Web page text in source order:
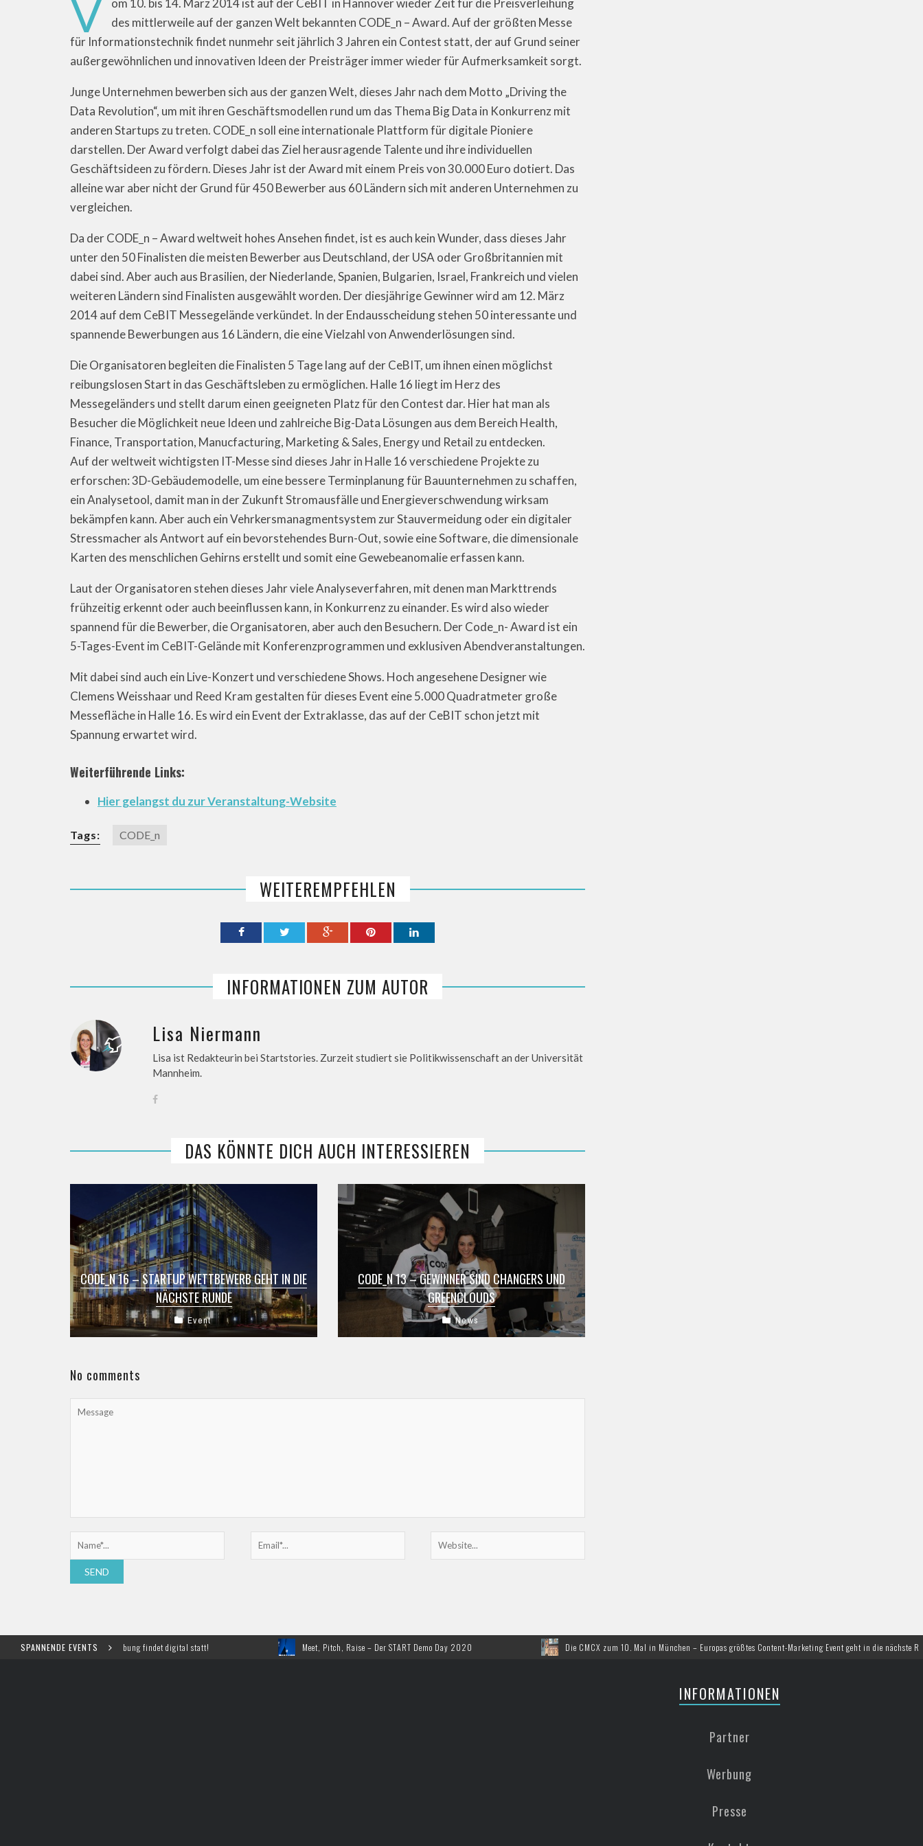
V
om 10. bis 14. März 2014 ist auf der CeBIT in Hannover wieder Zeit für die Preisverleihung
des mittlerweile auf der ganzen Welt bekannten CODE_n – Award. Auf der größten Messe
für Informationstechnik findet nunmehr seit jährlich 3 Jahren ein Contest statt, der auf Grund seiner
außergewöhnlichen und innovativen Ideen der Preisträger immer wieder für Aufmerksamkeit sorgt.
Junge Unternehmen bewerben sich aus der ganzen Welt, dieses Jahr nach dem Motto „Driving the
Data Revolution“, um mit ihren Geschäftsmodellen rund um das Thema Big Data in Konkurrenz mit
anderen Startups zu treten. CODE_n soll eine internationale Plattform für digitale Pioniere
darstellen. Der Award verfolgt dabei das Ziel herausragende Talente und ihre individuellen
Geschäftsideen zu fördern. Dieses Jahr ist der Award mit einem Preis von 30.000 Euro dotiert. Das
alleine war aber nicht der Grund für 450 Bewerber aus 60 Ländern sich mit anderen Unternehmen zu
vergleichen.
Da der CODE_n – Award weltweit hohes Ansehen findet, ist es auch kein Wunder, dass dieses Jahr
unter den 50 Finalisten die meisten Bewerber aus Deutschland, der USA oder Großbritannien mit
dabei sind. Aber auch aus Brasilien, der Niederlande, Spanien, Bulgarien, Israel, Frankreich und vielen
weiteren Ländern sind Finalisten ausgewählt worden. Der diesjährige Gewinner wird am 12. März
2014 auf dem CeBIT Messegelände verkündet. In der Endausscheidung stehen 50 interessante und
spannende Bewerbungen aus 16 Ländern, die eine Vielzahl von Anwenderlösungen sind.
Die Organisatoren begleiten die Finalisten 5 Tage lang auf der CeBIT, um ihnen einen möglichst
reibungslosen Start in das Geschäftsleben zu ermöglichen. Halle 16 liegt im Herz des
Messegeländers und stellt darum einen geeigneten Platz für den Contest dar. Hier hat man als
Besucher die Möglichkeit neue Ideen und zahlreiche Big-Data Lösungen aus dem Bereich Health,
Finance, Transportation, Manucfacturing, Marketing & Sales, Energy und Retail zu entdecken.
Auf der weltweit wichtigsten IT-Messe sind dieses Jahr in Halle 16 verschiedene Projekte zu
erforschen: 3D-Gebäudemodelle, um eine bessere Terminplanung für Bauunternehmen zu schaffen,
ein Analysetool, damit man in der Zukunft Stromausfälle und Energieverschwendung wirksam
bekämpfen kann. Aber auch ein Vehrkersmanagmentsystem zur Stauvermeidung oder ein digitaler
Stressmacher als Antwort auf ein bevorstehendes Burn-Out, sowie eine Software, die dimensionale
Karten des menschlichen Gehirns erstellt und somit eine Gewebeanomalie erfassen kann.
Laut der Organisatoren stehen dieses Jahr viele Analyseverfahren, mit denen man Markttrends
frühzeitig erkennt oder auch beeinflussen kann, in Konkurrenz zu einander. Es wird also wieder
spannend für die Bewerber, die Organisatoren, aber auch den Besuchern. Der Code_n- Award ist ein
5-Tages-Event im CeBIT-Gelände mit Konferenzprogrammen und exklusiven Abendveranstaltungen.
Mit dabei sind auch ein Live-Konzert und verschiedene Shows. Hoch angesehene Designer wie
Clemens Weisshaar und Reed Kram gestalten für dieses Event eine 5.000 Quadratmeter große
Messefläche in Halle 16. Es wird ein Event der Extraklasse, das auf der CeBIT schon jetzt mit
Spannung erwartet wird.
Weiterführende Links:
Hier gelangst du zur Veranstaltung-Website
Tags: CODE_n
WEITEREMPFEHLEN
INFORMATIONEN ZUM AUTOR
Lisa Niermann
Lisa ist Redakteurin bei Startstories. Zurzeit studiert sie Politikwissenschaft an der Universität
Mannheim.
DAS KÖNNTE DICH AUCH INTERESSIEREN
CODE_N 16 – STARTUP WETTBEWERB GEHT IN DIE
NÄCHSTE RUNDE
Noch bis zum 31. Mai haben Startups die
Chance, am CODE_n16-Startup Wettbewerb
Event
CODE_N 13 – GEWINNER SIND CHANGERS UND
GREENCLOUDS
Der Startup-Wettbewerb CODE_N wurde nach
der Premiere im vergangenen Jahr zum zweiten
News
No comments
SPANNENDE EVENTS
für Marketing und Werbung findet digital statt! Meet, Pitch, Raise – Der START Demo Day 2020 Die CMCX zum 10. Mal in München – Europas größtes Content-Marketing Event geht in die nächste Runde
INFORMATIONEN
Partner
Werbung
Presse